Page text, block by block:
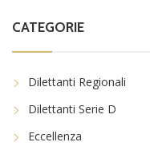
CATEGORIE
Dilettanti Regionali
Dilettanti Serie D
Eccellenza